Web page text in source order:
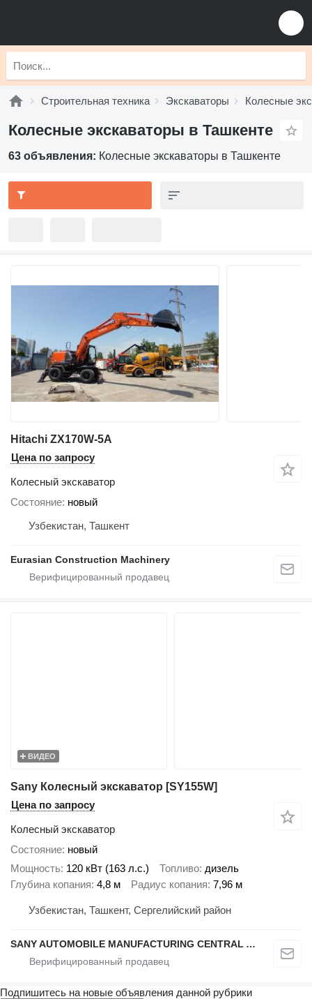
Строительная техника Экскаваторы Колесные
Колесные экскаваторы в Ташкенте
63 объявления: Колесные экскаваторы в Ташкенте
Hitachi ZX170W-5A
Цена по запросу
Колесный экскаватор
Состояние новый
Узбекистан, Ташкент
Eurasian Construction Machinery
ВИДЕО
Sany Колесный экскаватор [SY155W]
Цена по запросу
Колесный экскаватор
Состояние новый
Мощность 120 кВт (163 л.с.) Топливо дизель
Глубина копания 4,8 м Радиус копания 7,96 м
Узбекистан, Ташкент, Сергелийский район
SANY AUTOMOBILE MANUFACTURING CENTRAL ASIA
Подпишитесь на новые объявления данной рубрики